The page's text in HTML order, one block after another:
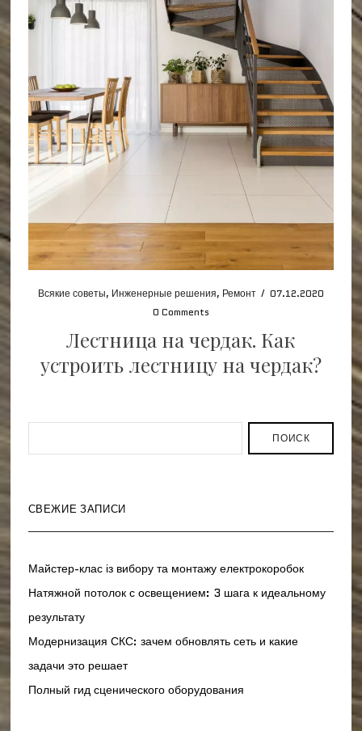
Всякие советы, Инженерные решения, Ремонт / 07.12.2020
0 Comments
Лестница на чердак. Как
устроить лестницу на чердак?
ПОИСК
СВЕЖИЕ ЗАПИСИ
Майстер-клас із вибору та монтажу електрокоробок
Натяжной потолок с освещением: 3 шага к идеальному
результату
Модернизация СКС: зачем обновлять сеть и какие
задачи это решает
Полный гид сценического оборудования